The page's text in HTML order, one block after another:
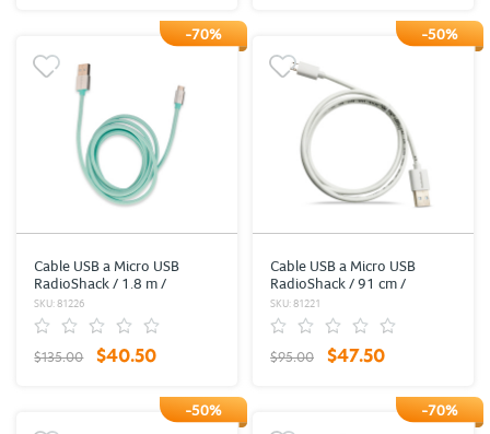
-70%
Cable USB a Micro USB
RadioShack / 1.8 m /
Trenzado / Menta
SKU: 81226
$135.00 $40.50
-50%
Cable USB a Micro USB
RadioShack / 91 cm /
Plástico / Blanco
SKU: 81221
$95.00 $47.50
-50% -70%